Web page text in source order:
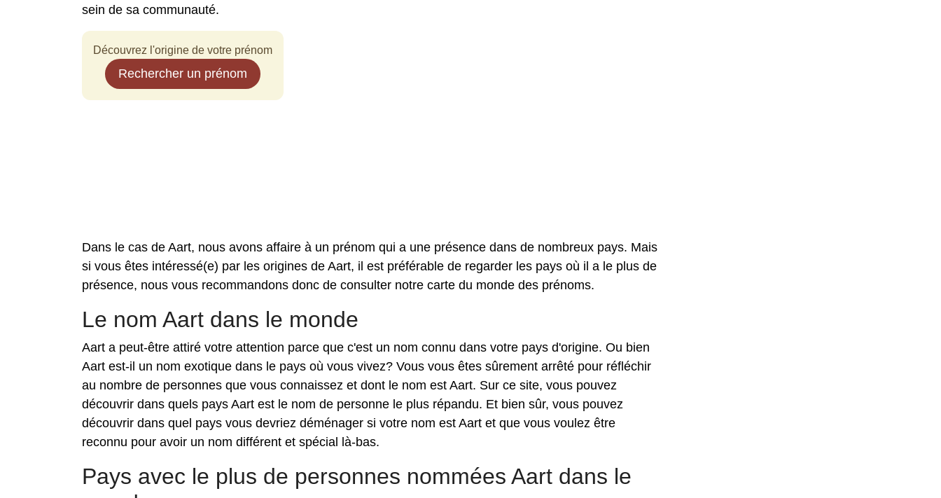
sein de sa communauté.
Découvrez l'origine de votre prénom
Rechercher un prénom
Dans le cas de Aart, nous avons affaire à un prénom qui a une présence dans de nombreux pays. Mais
si vous êtes intéressé(e) par les origines de Aart, il est préférable de regarder les pays où il a le plus de
présence, nous vous recommandons donc de consulter notre carte du monde des prénoms.
Le nom Aart dans le monde
Aart a peut-être attiré votre attention parce que c'est un nom connu dans votre pays d'origine. Ou bien
Aart est-il un nom exotique dans le pays où vous vivez? Vous vous êtes sûrement arrêté pour réfléchir
au nombre de personnes que vous connaissez et dont le nom est Aart. Sur ce site, vous pouvez
découvrir dans quels pays Aart est le nom de personne le plus répandu. Et bien sûr, vous pouvez
découvrir dans quel pays vous devriez déménager si votre nom est Aart et que vous voulez être
reconnu pour avoir un nom différent et spécial là-bas.
Pays avec le plus de personnes nommées Aart dans le